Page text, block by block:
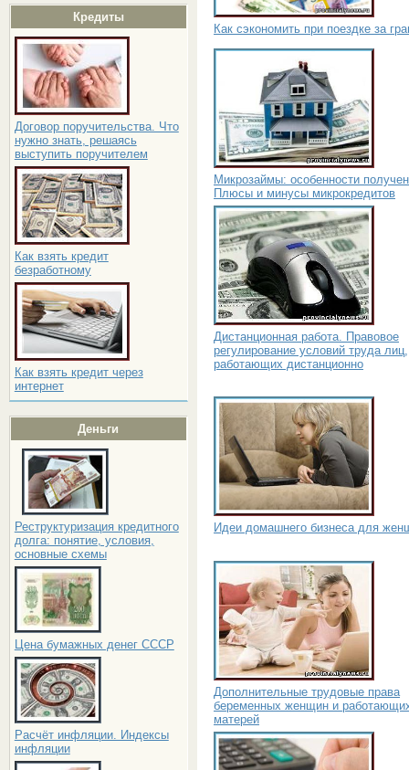
Кредиты
Договор поручительства. Что
нужно знать, решаясь
выступить поручителем
Как взять кредит
безработному
Как взять кредит через
интернет
Деньги
Реструктуризация кредитного
долга: понятие, условия,
основные схемы
Цена бумажных денег СССР
Расчёт инфляции. Индексы
инфляции
Как сэкономить при поездке за
Микрозаймы: особенности
Плюсы и минусы микрокредитов
Дистанционная работа. Правовое
регулирование условий труда лиц,
работающих дистанционно
Идеи домашнего бизнеса для
Дополнительные трудовые права
беременных женщин и
матерей